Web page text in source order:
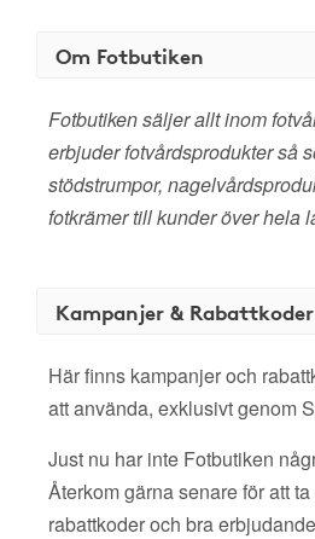
Om Fotbutiken
Fotbutiken säljer allt inom
erbjuder fotvårdsprodukter så
stödstrumpor,
fotkrämer till kunder över hela
Kampanjer & Rabattkoder
Här finns kampanjer och
att använda, exklusivt genom
Just nu har inte Fotbutiken
Återkom gärna senare för att
rabattkoder och bra